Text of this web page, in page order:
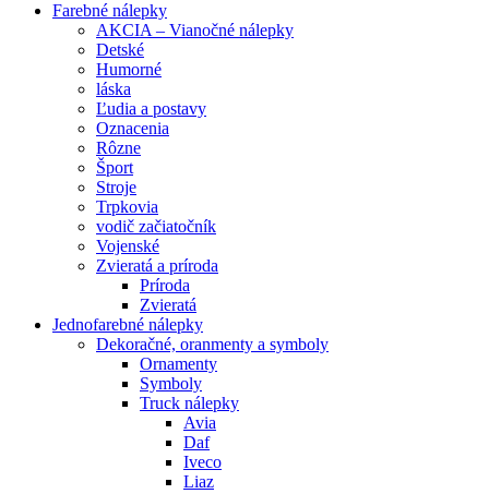
Farebné nálepky
AKCIA – Vianočné nálepky
Detské
Humorné
láska
Ľudia a postavy
Oznacenia
Rôzne
Šport
Stroje
Trpkovia
vodič začiatočník
Vojenské
Zvieratá a príroda
Príroda
Zvieratá
Jednofarebné nálepky
Dekoračné, oranmenty a symboly
Ornamenty
Symboly
Truck nálepky
Avia
Daf
Iveco
Liaz